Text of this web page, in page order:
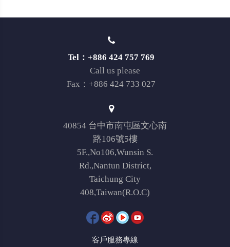
Tel：+886 424 757 769
Call us please
Fax：+886 424 733 027
40854 台中市南屯區文心南
路106號5樓
5F.,No106,Wunsin S.
Rd.,Nantun District,
Taichung City
408,Taiwan(R.O.C)
客戶服務專線